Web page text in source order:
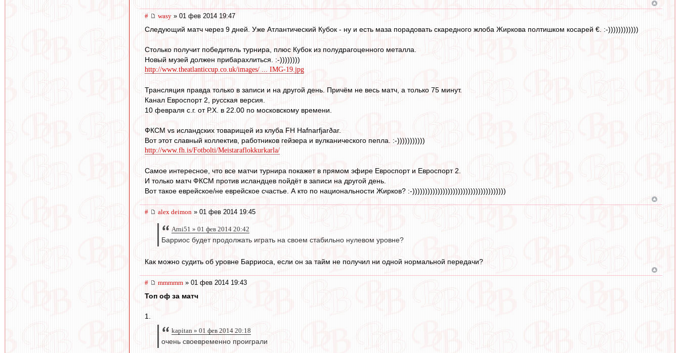
# wasy » 01 фев 2014 19:47
Следующий матч через 9 дней. Уже Атлантический Кубок - ну и есть маза порадовать скаредного жлоба Жиркова полтишком косарей €. :-))))))))))))
Столько получит победитель турнира, плюс Кубок из полудрагоценного металла.
Новый музей должен прибарахлиться. :-))))))))
http://www.theatlanticcup.co.uk/images/ ... IMG-19.jpg
Трансляция правда только в записи и на другой день. Причём не весь матч, а только 75 минут.
Канал Евроспорт 2, русская версия.
10 февраля с.г. от Р.Х. в 22.00 по московскому времени.
ФКСМ vs исландских товарищей из клуба FH Hafnarfjarðar.
Вот этот славный коллектив, работников гейзера и вулканического пепла. :-)))))))))))
http://www.fh.is/Fotbolti/Meistaraflokkurkarla/
Самое интересное, что все матчи турнира покажет в прямом эфире Евроспорт и Евроспорт 2.
И только матч ФКСМ против исландцев пойдёт в записи на другой день.
Вот такое еврейское/не еврейское счастье. А кто по национальности Жирков? :-)))))))))))))))))))))))))))))))))))))
# alex deimon » 01 фев 2014 19:45
Arni51 » 01 фев 2014 20:42
Барриос будет продолжать играть на своем стабильно нулевом уровне?
Как можно судить об уровне Барриоса, если он за тайм не получил ни одной нормальной передачи?
# mmmmm » 01 фев 2014 19:43
Топ оф за матч
1.
kapitan » 01 фев 2014 20:18
очень своевременно проиграли